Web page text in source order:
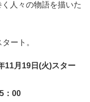
人々の物語を描いた
ート。
11月19日(火)スター
：00